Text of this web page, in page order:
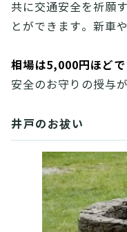
共に交通安全を祈願
とができます。新車
相場は5,000円ほどで
安全のお守りの授与
井戸のお祓い